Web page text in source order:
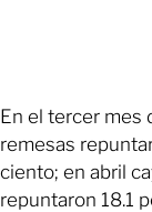
En el tercer mes
remesas
ciento; en abril
repuntaron 18.1